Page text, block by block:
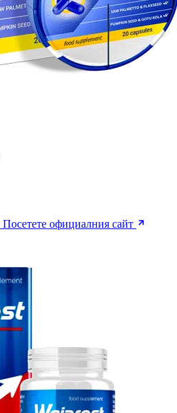
Посетете официалния сайт